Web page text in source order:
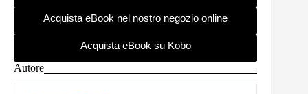
Acquista eBook nel nostro negozio online
Acquista eBook su Kobo
Autore